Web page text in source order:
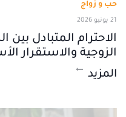
حب و زواج
21 يونيو 2026
الاحترام المتبادل
الزوجية والاستقرار
المزيد